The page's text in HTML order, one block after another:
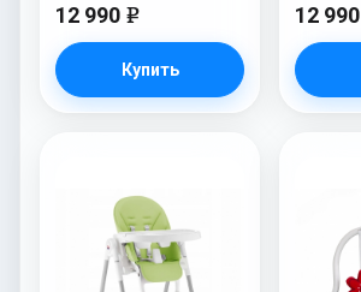
12 990 e
Купить
12 990